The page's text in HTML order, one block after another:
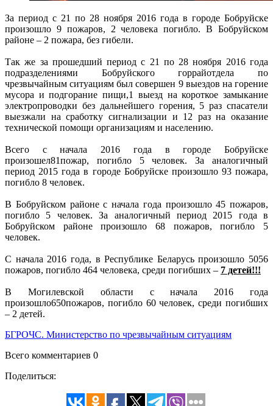
За период с 21 по 28 ноября 2016 года в городе Бобруйске
произошло 9 пожаров, 2 человека погибло. В Бобруйском
районе – 2 пожара, без гибели.
Так же за прошедший период с 21 по 28 ноября 2016 года
подразделениями Бобруйского горрайотдела по
чрезвычайным ситуациям был совершен 9 выездов на горение
мусора и подгорание пищи,1 выезд на короткое замыкание
электропроводки без дальнейшего горения, 5 раз спасатели
выезжали на сработку сигнализации и 12 раз на оказание
технической помощи организациям и населению.
Всего с начала 2016 года в городе Бобруйске
произошел81пожар, погибло 5 человек. За аналогичный
период 2015 года в городе Бобруйске произошло 93 пожара,
погибло 8 человек.
В Бобруйском районе с начала года произошло 45 пожаров,
погибло 5 человек. За аналогичный период 2015 года в
Бобруйском районе произошло 68 пожаров, погибло 5
человек.
С начала 2016 года, в Республике Беларусь произошло 5056
пожаров, погибло 464 человека, среди погибших – 7 детей!!!
В Могилевской области с начала 2016 года
произошло650пожаров, погибло 60 человек, среди погибших
– 2 детей.
БГРОЧС. Министерство по чрезвычайным ситуациям
Всего комментариев 0
Поделиться: